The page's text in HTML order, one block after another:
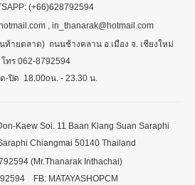
(+66)628792594
, in_thanarak@hotmail.com
ายตลาด) ถนนช้างคลาน อ.เมือง จ. เชียงใหม่
โทร 062-8792594
ด-ปิด 18.00oน. - 23.30 น.
Kaew Soi. 11 Baan Klang Suan Saraphi
Chiangmai 50140 Thailand
(Mr.Thanarak Inthachai)
FB: MATAYASHOPCM